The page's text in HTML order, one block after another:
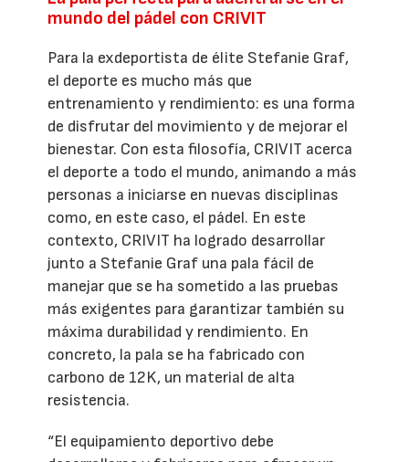
mundo del pádel con CRIVIT
Para la exdeportista de élite Stefanie Graf,
el deporte es mucho más que
entrenamiento y rendimiento: es una forma
de disfrutar del movimiento y de mejorar el
bienestar. Con esta filosofía, CRIVIT acerca
el deporte a todo el mundo, animando a más
personas a iniciarse en nuevas disciplinas
como, en este caso, el pádel. En este
contexto, CRIVIT ha logrado desarrollar
junto a Stefanie Graf una pala fácil de
manejar que se ha sometido a las pruebas
más exigentes para garantizar también su
máxima durabilidad y rendimiento. En
concreto, la pala se ha fabricado con
carbono de 12K, un material de alta
resistencia.
“El equipamiento deportivo debe